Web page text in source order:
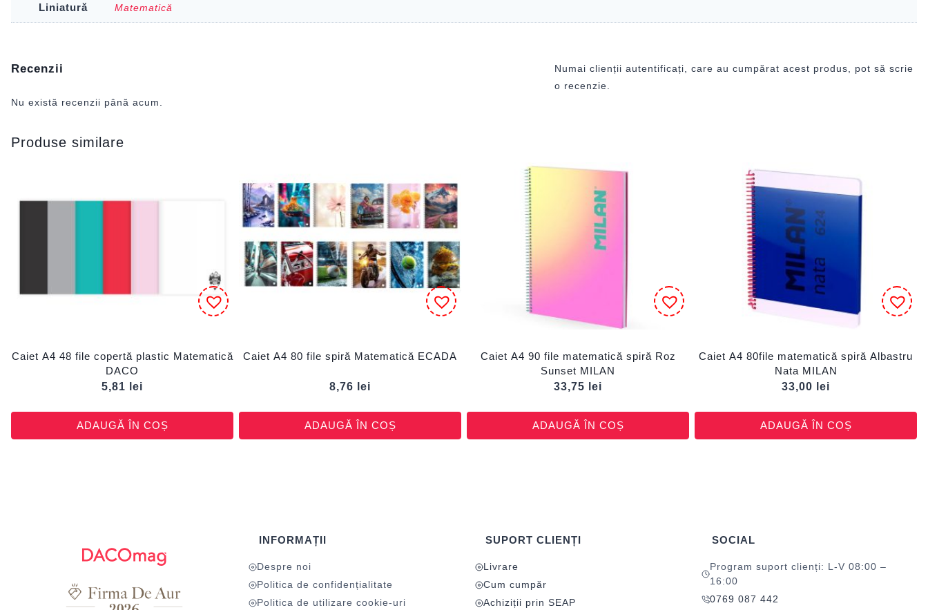
Liniatură Matematică
Recenzii
Nu există recenzii până acum.
Numai clienții autentificați, care au cumpărat acest produs, pot să scrie
o recenzie.
Produse similare
Caiet A4 48 file copertă plastic Matematică
DACO
5,81
lei
ADAUGĂ ÎN COȘ
Caiet A4 80 file spiră Matematică ECADA
8,76 lei
ADAUGĂ ÎN COȘ
Caiet A4 90 file matematică spiră Roz
Sunset MILAN
33,75
lei
ADAUGĂ ÎN COȘ
Caiet A4 80file matematică spiră Albastru
Nata MILAN
33,00
lei
ADAUGĂ ÎN COȘ
INFORMAȚII
Despre noi
Politica de confidențialitate
Politica de utilizare cookie-uri
SUPORT CLIENȚI
Livrare
Cum cumpăr
Achiziții prin SEAP
SOCIAL
Program suport clienți: L-V 08:00 –
16:00
0769 087 442